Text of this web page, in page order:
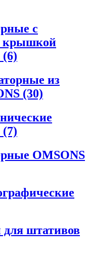
с
крышкой
(6)
из
(30)
(7)
OMSONS
штативов